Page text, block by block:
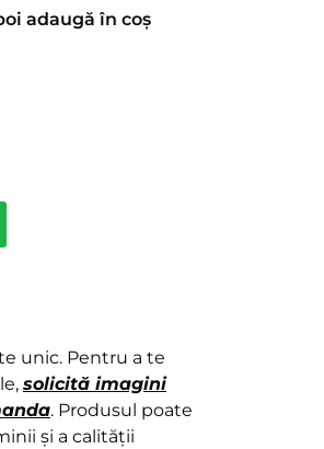
adaugă în coș
unic. Pentru a te
solicită imagini
. Produsul poate
și a calității